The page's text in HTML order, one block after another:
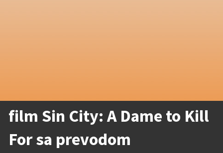
film Sin City: A Dame to Kill
For sa prevodom